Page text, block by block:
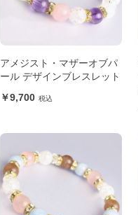
アメジスト・マザーオブパ
ール デザインブレスレット
9,700